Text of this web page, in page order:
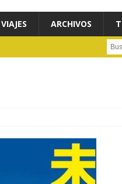
VIAJES ARCHIVOS